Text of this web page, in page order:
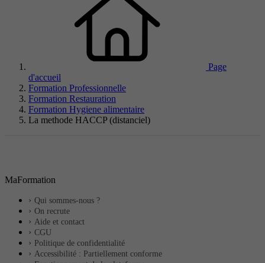
Page
d'accueil
Formation Professionnelle
Formation Restauration
Formation Hygiene alimentaire
La methode HACCP (distanciel)
MaFormation
Qui sommes-nous ?
On recrute
Aide et contact
CGU
Politique de confidentialité
Accessibilité : Partiellement conforme